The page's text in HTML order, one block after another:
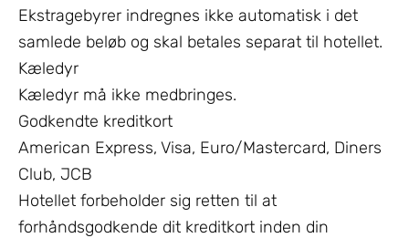
Ekstragebyrer indregnes ikke automatisk i det
samlede beløb og skal betales separat til hotellet.
Kæledyr
Kæledyr må ikke medbringes.
Godkendte kreditkort
American Express, Visa, Euro/Mastercard, Diners
Club, JCB
Hotellet forbeholder sig retten til at
forhåndsgodkende dit kreditkort inden din